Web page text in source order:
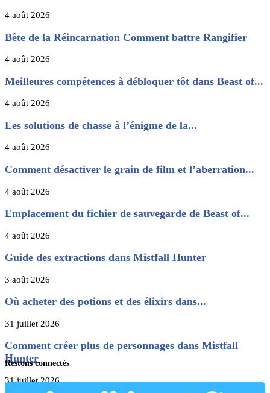
4 août 2026
Bête de la Réincarnation Comment battre Rangifier
4 août 2026
Meilleures compétences à débloquer tôt dans Beast of...
4 août 2026
Les solutions de chasse à l’énigme de la...
4 août 2026
Comment désactiver le grain de film et l’aberration...
4 août 2026
Emplacement du fichier de sauvegarde de Beast of...
4 août 2026
Guide des extractions dans Mistfall Hunter
3 août 2026
Où acheter des potions et des élixirs dans...
31 juillet 2026
Comment créer plus de personnages dans Mistfall
Hunter
31 juillet 2026
Restons connectés